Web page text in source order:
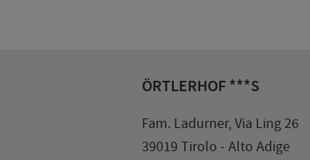
ÖRTLERHOF ***S
Fam. Ladurner, Via Ling 26
39019 Tirolo - Alto Adige